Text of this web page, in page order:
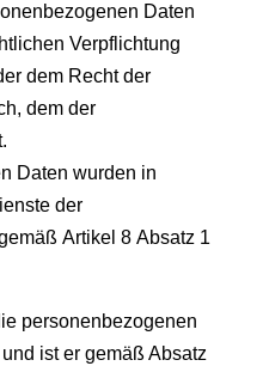
Daten
Verpflichtung
dem Recht der
dem der
Daten wurden in
der
Artikel 8 Absatz 1
personenbezogenen
ist er gemäß Absatz